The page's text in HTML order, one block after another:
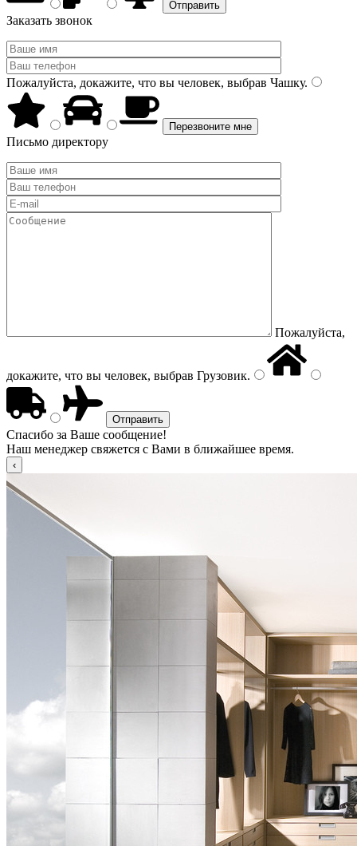
Заказать звонок
Пожалуйста, докажите, что вы человек, выбрав Чашку.
Письмо директору
Пожалуйста,
докажите, что вы человек, выбрав Грузовик.
Спасибо за Ваше сообщение!
Наш менеджер свяжется с Вами в ближайшее время.